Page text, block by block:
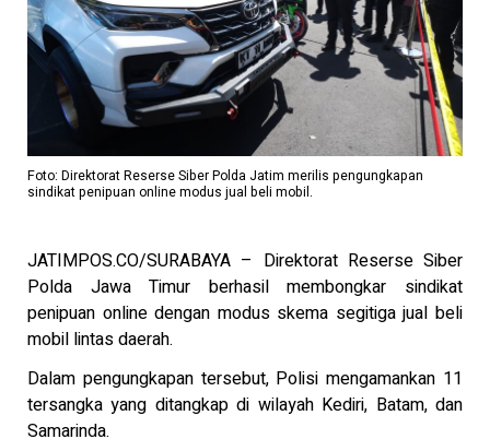
Foto: Direktorat Reserse Siber Polda Jatim merilis pengungkapan
sindikat penipuan online modus jual beli mobil.
JATIMPOS.CO/SURABAYA – Direktorat Reserse Siber
Polda Jawa Timur berhasil membongkar sindikat
penipuan online dengan modus skema segitiga jual beli
mobil lintas daerah.
Dalam pengungkapan tersebut, Polisi mengamankan 11
tersangka yang ditangkap di wilayah Kediri, Batam, dan
Samarinda.